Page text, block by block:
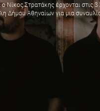
ο Νίκος Στρατάκης έρχονται στις
Δήμου Αθηναίων για μια